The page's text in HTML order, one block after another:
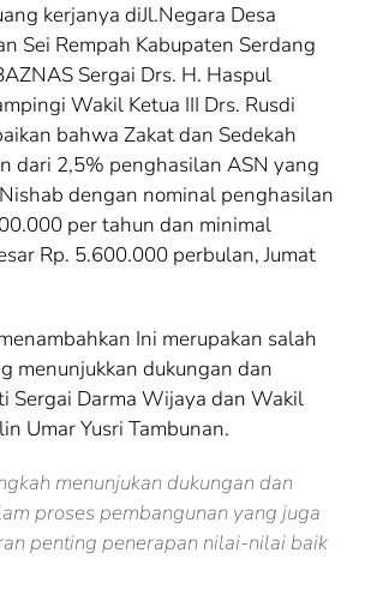
kerjanya diJl.Negara Desa
Sei Rempah Kabupaten Serdang
Sergai Drs. H. Haspul
Wakil Ketua III Drs. Rusdi
bahwa Zakat dan Sedekah
dari 2,5% penghasilan ASN yang
dengan nominal penghasilan
per tahun dan minimal
Rp. 5.600.000 perbulan, Jumat
Ini merupakan salah
menunjukkan dukungan dan
Sergai Darma Wijaya dan Wakil
Umar Yusri Tambunan.
menunjukan dukungan dan
proses pembangunan yang juga
penting penerapan nilai-nilai baik